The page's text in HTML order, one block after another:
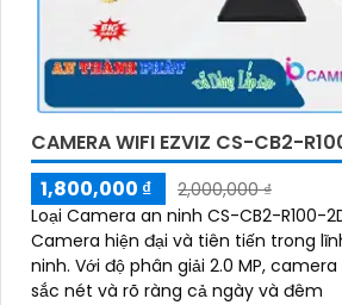
CAMERA WIFI EZVIZ CS-CB2-
1,800,000 ₫
2,000,000 ₫
Loại Camera an ninh CS-CB2-R100-
Camera hiện đại và tiên tiến trong
ninh. Với độ phân giải 2.0 MP, camera này cho hình ảnh
sắc nét và rõ ràng cả ngày và đêm